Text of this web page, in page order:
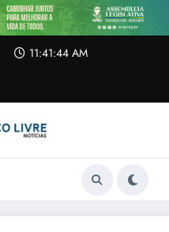
11:41:44 AM